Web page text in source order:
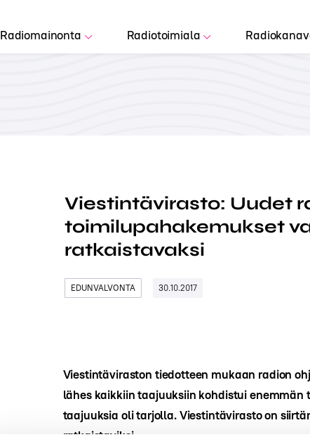
Radiomainonta Radiotoimiala
Viestintävirasto: Uudet
toimilupahakemukset
ratkaistavaksi
EDUNVALVONTA 30.10.2017
Viestintäviraston tiedotteen mukaan radion
lähes kaikkiin taajuuksiin kohdistui
taajuuksia oli tarjolla. Viestintävirasto on
ratkaistaviksi.